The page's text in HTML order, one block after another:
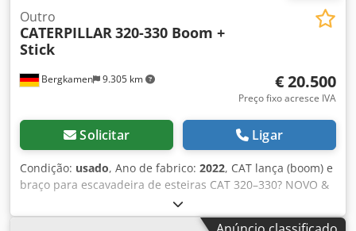
Bergkamen 9.305 km
Outro
CATERPILLAR320-330 Boom +
Stick
€ 20.500
Preço fixo acresce IVA
Solicitar Ligar
Condição: usado, Ano de fabrico: 2022, CAT lança (boom) e
braço para escavadeira de esteiras CAT 320–330? NOVO &
sem uso À venda um lança (boom) original CAT compatível
com escavadeiras de esteiras das séries CAT 320 a CAT